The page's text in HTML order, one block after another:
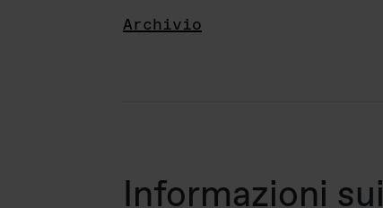
Archivio
Informazioni sui